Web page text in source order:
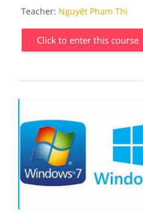
Teacher: Nguyệt Phạm Thị
Click to enter this course